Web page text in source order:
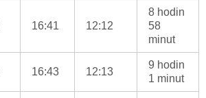
16:41 12:12
8 hodin
58
minut
16:43 12:13
9 hodin
1 minut